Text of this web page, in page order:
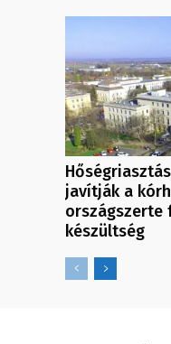
javítják a
országszerte
készültség